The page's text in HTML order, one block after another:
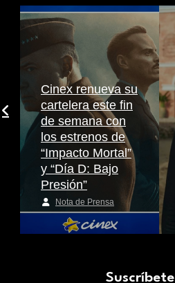
Cinex renueva su
cartelera este fin
de semana con
los estrenos de
“Impacto Mortal”
y “Día D: Bajo
Presión”
Nota de Prensa
Suscríbete